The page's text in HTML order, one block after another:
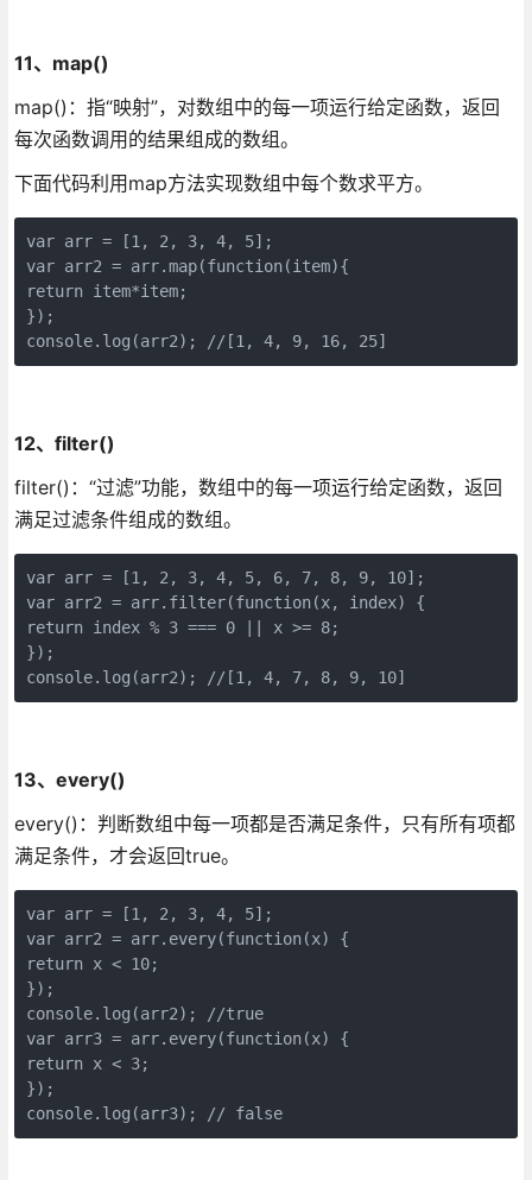
11、map()
map()：指“映射”，对数组中的每一项运行给定函数，返回
每次函数调用的结果组成的数组。
下面代码利用map方法实现数组中每个数求平方。
var arr = [1, 2, 3, 4, 5];
var arr2 = arr.map(function(item){
return item*item;
});
console.log(arr2); //[1, 4, 9, 16, 25]
12、filter()
filter()：“过滤”功能，数组中的每一项运行给定函数，返回
满足过滤条件组成的数组。
var arr = [1, 2, 3, 4, 5, 6, 7, 8, 9, 10];
var arr2 = arr.filter(function(x, index) {
return index % 3 === 0 || x >= 8;
});
console.log(arr2); //[1, 4, 7, 8, 9, 10]
13、every()
every()：判断数组中每一项都是否满足条件，只有所有项都
满足条件，才会返回true。
var arr = [1, 2, 3, 4, 5];
var arr2 = arr.every(function(x) {
return x < 10;
});
console.log(arr2); //true
var arr3 = arr.every(function(x) {
return x < 3;
});
console.log(arr3); // false